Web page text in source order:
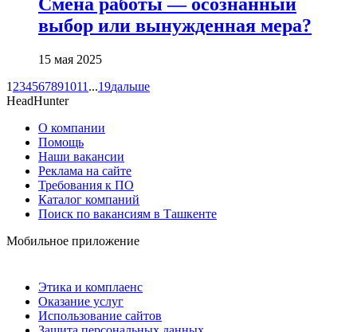
выбор или вынужденная мера?
15 мая 2025
1 234567891011 ...19дальше
HeadHunter
О компании
Помощь
Наши вакансии
Реклама на сайте
Требования к ПО
Каталог компаний
Поиск по вакансиям в Ташкенте
Мобильное приложение
Этика и комплаенс
Оказание услуг
Использование сайтов